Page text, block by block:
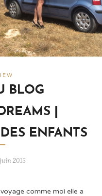
BLOG
|
ENFANTS
2015
comme moi elle a